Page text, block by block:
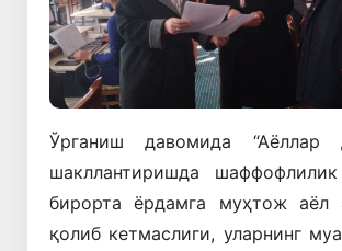
Ўрганиш давомида “Аёллар
шакллантиришда
бирорта ёрдамга муҳтож аёл
қолиб кетмаслиги, уларнинг